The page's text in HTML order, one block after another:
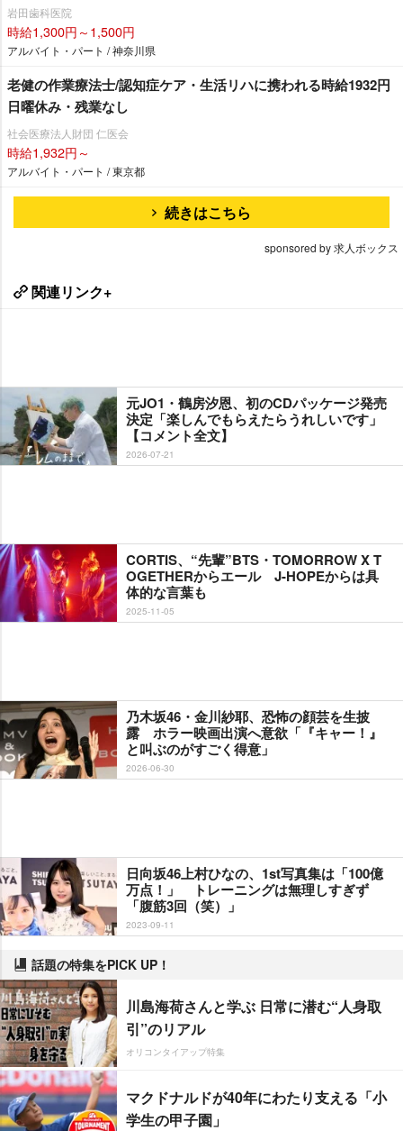
田歯科医院
時給1,300円～1,500円
アルバイト・パート / 神奈川県
老健の作業療法士/認知症ケア・生活リハに携われる時給1932円
日曜休み・残業なし
社会医療法人財団 仁医会
時給1,932円～
アルバイト・パート / 東京都
続きはこちら
sponsored by 求人ボックス
関連リンク+
元JO1・鶴房汐恩、初のCDパッケージ発売
決定「楽しんでもらえたらうれしいです」
【コメント全文】
2026-07-21
CORTIS、“先輩”BTS・TOMORROW X T
OGETHERからエール J-HOPEからは具
体的な言葉も
2025-11-05
乃木坂46・金川紗耶、恐怖の顔芸を生披
露 ホラー映画出演へ意欲「『キャー！』
と叫ぶのがすごく得意」
2026-06-30
日向坂46上村ひなの、1st写真集は「100億
万点！」 トレーニングは無理しすぎず
「腹筋3回（笑）」
2023-09-11
話題の特集をPICK UP！
川島海荷さんと学ぶ 日常に潜む“人身取
引”のリアル
オリコンタイアップ特集
マクドナルドが40年にわたり支える「小
学生の甲子園」